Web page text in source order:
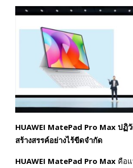
HUAWEI MatePad Pro Max ปฏิ
สร้างสรรค์อย่างไร้ขีดจำกัด
HUAWEI MatePad Pro Max คือ